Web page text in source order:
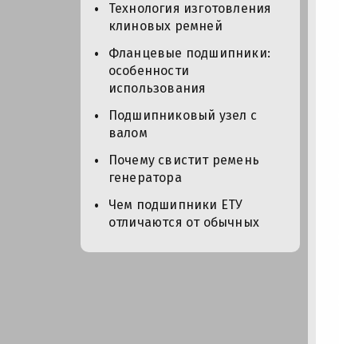
Технология изготовления
клиновых ремней
Фланцевые подшипники:
особенности
использования
Подшипниковый узел с
валом
Почему свистит ремень
генератора
Чем подшипники ЕТУ
отличаются от обычных